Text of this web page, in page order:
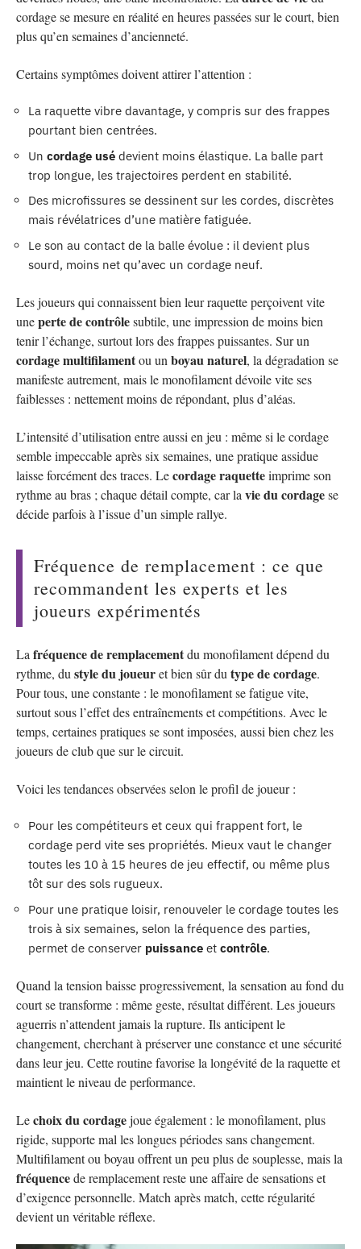
cordage se mesure en réalité en heures passées sur le court, bien
plus qu’en semaines d’ancienneté.
Certains symptômes doivent attirer l’attention :
La raquette vibre davantage, y compris sur des frappes
pourtant bien centrées.
Un cordage usé devient moins élastique. La balle part
trop longue, les trajectoires perdent en stabilité.
Des microfissures se dessinent sur les cordes, discrètes
mais révélatrices d’une matière fatiguée.
Le son au contact de la balle évolue : il devient plus
sourd, moins net qu’avec un cordage neuf.
Les joueurs qui connaissent bien leur raquette perçoivent vite
uneperte de contrôlesubtile, une impression de moins bien
tenir l’échange, surtout lors des frappes puissantes. Sur un
cordage multifilamentou un boyau naturel, la dégradation se
manifeste autrement, mais le monofilament dévoile vite ses
faiblesses : nettement moins de répondant, plus d’aléas.
L’intensité d’utilisation entre aussi en jeu : même si le cordage
semble impeccable après six semaines, une pratique assidue
laisse forcément des traces. Lecordage raquetteimprime son
rythme au bras ; chaque détail compte, car la vie du cordagese
décide parfois à l’issue d’un simple rallye.
Fréquence de remplacement : ce que
recommandent les experts et les
joueurs expérimentés
La fréquence de remplacementdu monofilament dépend du
rythme, du style du joueuret bien sûr du type de cordage.
Pour tous, une constante : le monofilament se fatigue vite,
surtout sous l’effet des entraînements et compétitions. Avec le
temps, certaines pratiques se sont imposées, aussi bien chez les
joueurs de club que sur le circuit.
Voici les tendances observées selon le profil de joueur :
Pour les compétiteurs et ceux qui frappent fort, le
cordage perd vite ses propriétés. Mieux vaut le changer
toutes les 10 à 15 heures de jeu effectif, ou même plus
tôt sur des sols rugueux.
Pour une pratique loisir, renouveler le cordage toutes les
trois à six semaines, selon la fréquence des parties,
permet de conserver puissance et contrôle.
Quand la tension baisse progressivement, la sensation au fond du
court se transforme : même geste, résultat différent. Les joueurs
aguerris n’attendent jamais la rupture. Ils anticipent le
changement, cherchant à préserver une constance et une sécurité
dans leur jeu. Cette routine favorise la longévité de la raquette et
maintient le niveau de performance.
Lechoix du cordagejoue également : le monofilament, plus
rigide, supporte mal les longues périodes sans changement.
Multifilament ou boyau offrent un peu plus de souplesse, mais la
fréquencede remplacement reste une affaire de sensations et
d’exigence personnelle. Match après match, cette régularité
devient un véritable réflexe.